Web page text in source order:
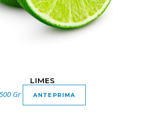
LIMES
Gr ANTEPRIMA